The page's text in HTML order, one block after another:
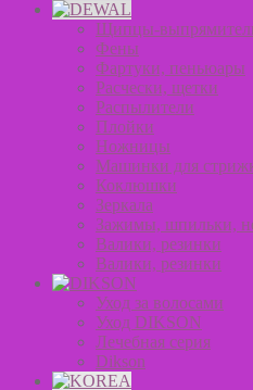
Щипцы-
Фены
Фартуки, пеньюары
Расчески, щетки
Распылители
Плойки
Ножницы
Машинки для
Коклюшки
Зеркала
Зажимы, шпильки,
Валики, резинки
Валики, резинки
Уход за волосами
Уход DIKSON
Лечебная серия
Dikson